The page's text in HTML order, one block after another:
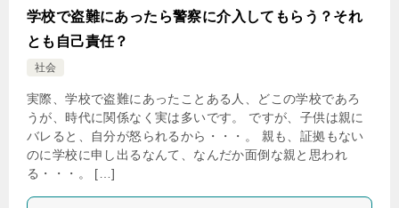
学校で盗難にあったら警察に介入してもらう？それ
とも自己責任？
社会
実際、学校で盗難にあったことある人、どこの学校であろ
うが、時代に関係なく実は多いです。 ですが、子供は親に
バレると、自分が怒られるから・・・。 親も、証拠もない
のに学校に申し出るなんて、なんだか面倒な親と思われ
る・・・。 […]